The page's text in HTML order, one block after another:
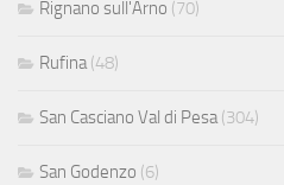
Rignano sull'Arno (70)
Rufina(48)
San Casciano Val di Pesa(304)
San Godenzo (6)